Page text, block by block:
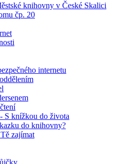
knihovny v České Skalici
čp. 20
internetu
S knížkou do života
do knihovny?
zajímat